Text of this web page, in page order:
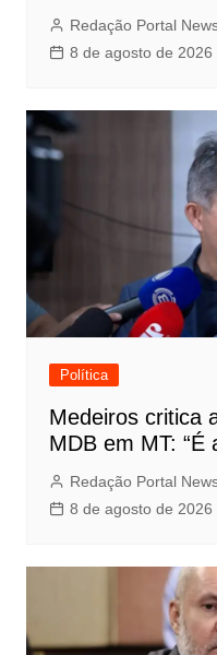
Redação Portal
8 de agosto de 2026
Política
Medeiros critica
MDB em MT: “É
Redação Portal
8 de agosto de 2026